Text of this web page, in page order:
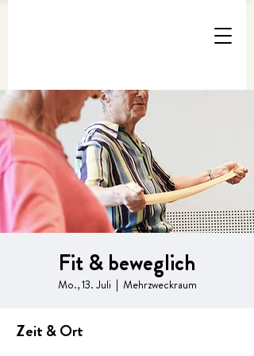
Fit & beweglich
Mo., 13. Juli
  |
Mehrzweckraum
Zeit & Ort